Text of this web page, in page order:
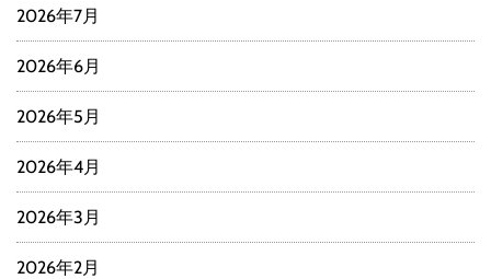
2026年7月
2026年6月
2026年5月
2026年4月
2026年3月
2026年2月